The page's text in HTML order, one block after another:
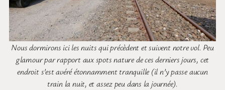
Nous dormirons ici les nuits qui précèdent et suivent notre vol. Peu
glamour par rapport aux spots nature de ces derniers jours, cet
endroit s’est avéré étonnamment tranquille (il n’y passe aucun
train la nuit, et assez peu dans la journée).